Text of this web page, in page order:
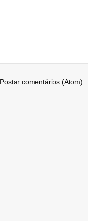
Postar comentários (Atom)